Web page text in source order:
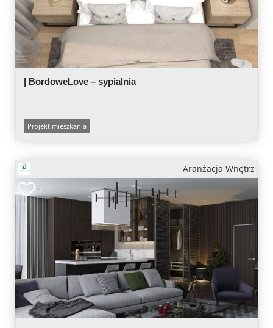
| BordoweLove – sypialnia
Projekt mieszkania
Aranżacja Wnętrz